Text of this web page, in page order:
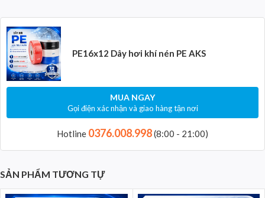
PE16x12 Dây hơi khí nén PE AKS
MUA NGAY
Gọi điện xác nhận và giao hàng tận nơi
Hotline 0376.008.998(8:00 - 21:00)
SẢN PHẨM TƯƠNG TỰ